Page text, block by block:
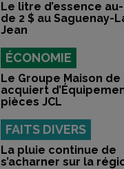
Le litre d’essence
de 2 $ au Saguenay-
Jean
ÉCONOMIE
Le Groupe Maison de
acquiert
pièces JCL
FAITS DIVERS
La pluie continue de
s’acharner sur la